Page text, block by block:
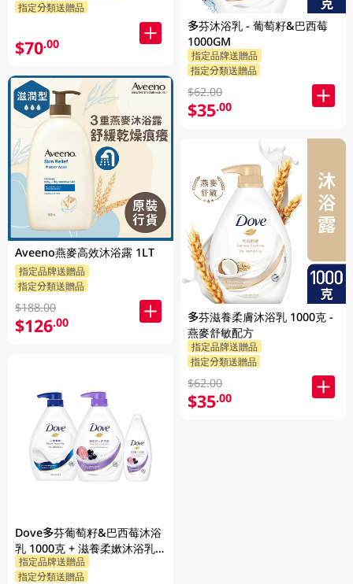
指定分類送贈品
$70.00
Aveeno燕麥高效沐浴露 1LT
指定品牌送贈品
指定分類送贈品
$188.00
$126.00
Dove多芬葡萄籽&巴西莓沐浴
乳 1000克 + 滋養柔嫰沐浴乳
1000克 + 隨機贈品 200克
指定品牌送贈品
指定分類送贈品
多芬沐浴乳 - 葡萄籽&巴西莓
1000GM
指定品牌送贈品
指定分類送贈品
$62.00
$35.00
多芬滋養柔膚沐浴乳 1000克 -
燕麥舒敏配方
指定品牌送贈品
指定分類送贈品
$62.00
$35.00